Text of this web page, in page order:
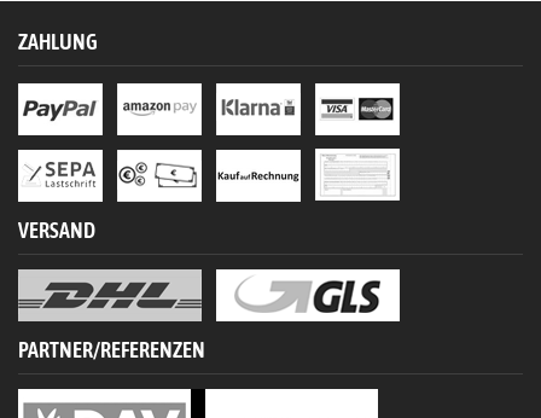
ZAHLUNG
VERSAND
PARTNER/REFERENZEN